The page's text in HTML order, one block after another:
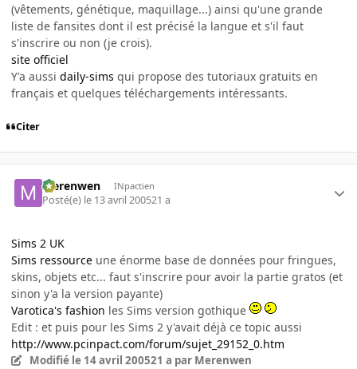
(vêtements, génétique, maquillage...) ainsi qu'une grande
liste de fansites dont il est précisé la langue et s'il faut
s'inscrire ou non (je crois).
site officiel
Y'a aussi daily-sims qui propose des tutoriaux gratuits en
français et quelques téléchargements intéressants.
Citer
Merenwen INpactien
Posté(e) le 13 avril 200521 a
Sims 2 UK
Sims ressource une énorme base de données pour fringues,
skins, objets etc... faut s'inscrire pour avoir la partie gratos (et
sinon y'a la version payante)
Varotica's fashion les Sims version gothique
Edit : et puis pour les Sims 2 y'avait déjà ce topic aussi
http://www.pcinpact.com/forum/sujet_29152_0.htm
Modifié le 14 avril 200521 a par Merenwen